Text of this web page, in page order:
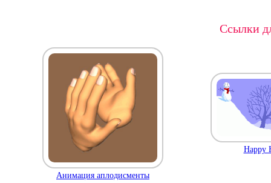
Ссылки
Анимация аплодисменты
Happy